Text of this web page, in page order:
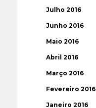
Julho 2016
Junho 2016
Maio 2016
Abril 2016
Março 2016
Fevereiro 2016
Janeiro 2016